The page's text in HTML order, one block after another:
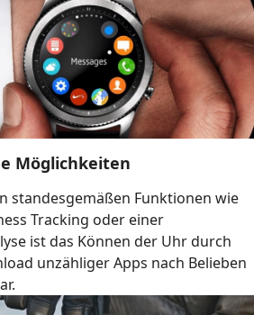
Möglichkeiten
standesgemäßen Funktionen wie
Tracking oder einer
ist das Können der Uhr durch
unzähliger Apps nach Belieben